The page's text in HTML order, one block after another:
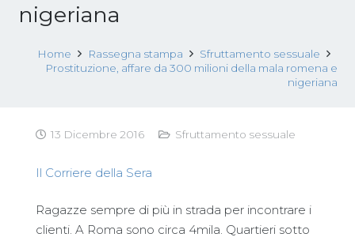
nigeriana
Home Rassegna stampa
Sfruttamento sessuale
Prostituzione, affare da 300 milioni della mala romena e
nigeriana
13 Dicembre 2016 Sfruttamento sessuale
Il Corriere della Sera
Ragazze sempre di più in strada per incontrare i
clienti. A Roma sono circa 4mila. Quartieri sotto